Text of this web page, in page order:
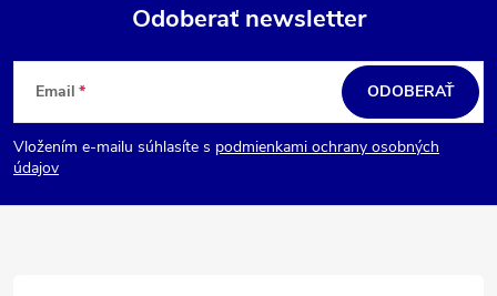
Z
p
t
Odoberať newsletter
Email
Vložením e-mailu súhlasíte s podmienkami ochrany osobných
údajov
ODOBERAŤ